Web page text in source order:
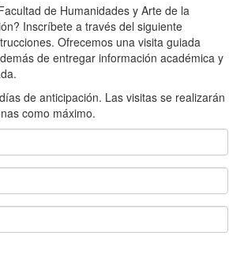
de Humanidades y Arte de la
Inscríbete a través del siguiente
Ofrecemos una visita guiada
de entregar información académica y
de anticipación. Las visitas se realizarán
como máximo.